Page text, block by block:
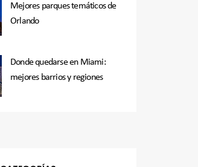
Mejores parques temáticos de
Orlando
Donde quedarse en Miami:
mejores barrios y regiones